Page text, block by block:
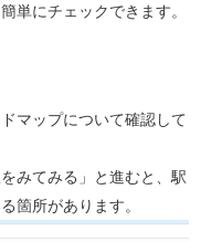
単にチェックできます。
マップについて確認して
みてみる」と進むと、駅
箇所があります。